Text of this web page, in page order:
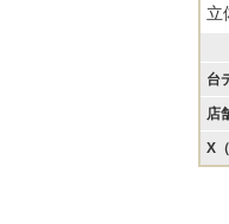
立
台
店
X